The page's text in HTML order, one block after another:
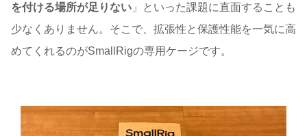
を付ける場所が足りない 」といった課題に直面することも
少なくありません。そこで、拡張性と保護性能を一気に高
めてくれるのがSmallRigの専用ケージです。